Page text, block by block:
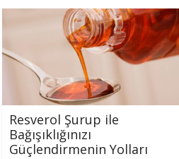
Resverol Şurup ile
Bağışıklığınızı
Güçlendirmenin Yolları